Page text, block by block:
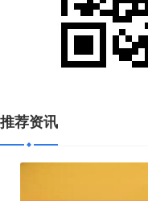
推荐资讯